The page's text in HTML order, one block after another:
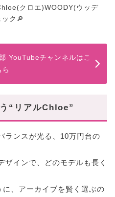
クロエ)WOODY(ウッデ
ク🔎
YouTubeチャンネルはこ
ら
“リアルChloe”
ランスが光る、10万円台の
ザインで、どのモデルも長く
に、アーカイブを賢く選ぶの